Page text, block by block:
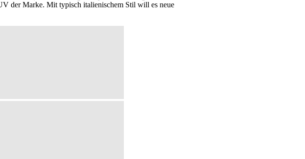
der Marke. Mit typisch italienischem Stil will es neue